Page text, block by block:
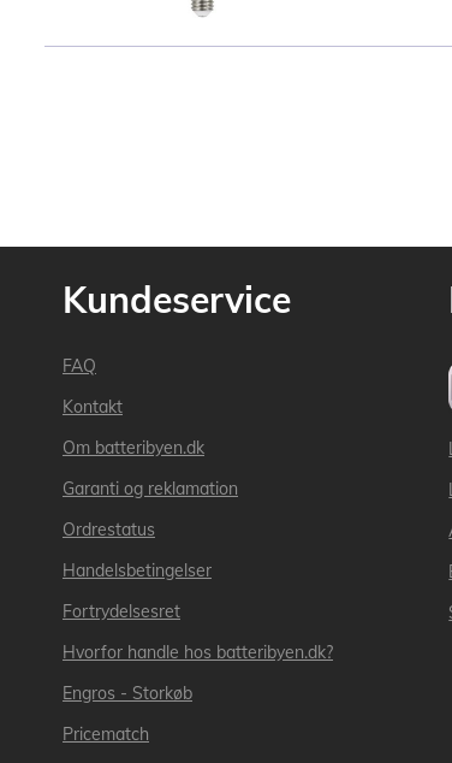
Kundeservice
FAQ
Kontakt
Om batteribyen.dk
Garanti og reklamation
Ordrestatus
Handelsbetingelser
Fortrydelsesret
Hvorfor handle hos batteribyen.dk?
Engros - Storkøb
Pricematch